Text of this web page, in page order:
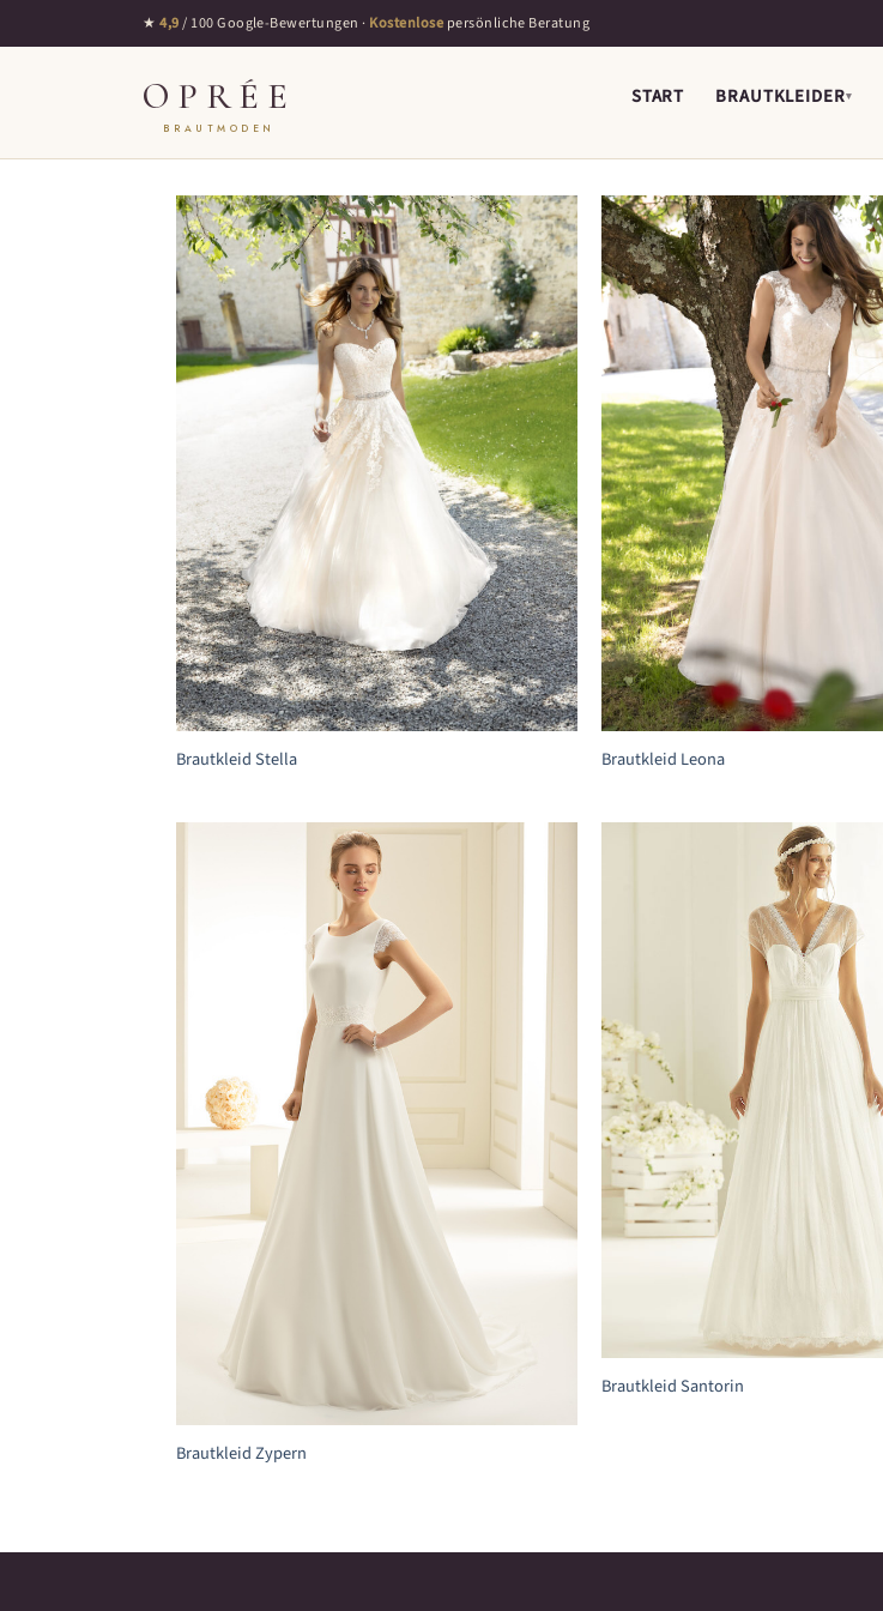
★4,9/ 100 Google-Bewertungen · Kostenlose persönliche Beratung
OPRÉE
BRAUTMODEN
START BRAUTKLEIDER▾
+
Brautkleid Stella
+
Brautkleid Leona
Brautkleid Zypern
Brautkleid Santorin